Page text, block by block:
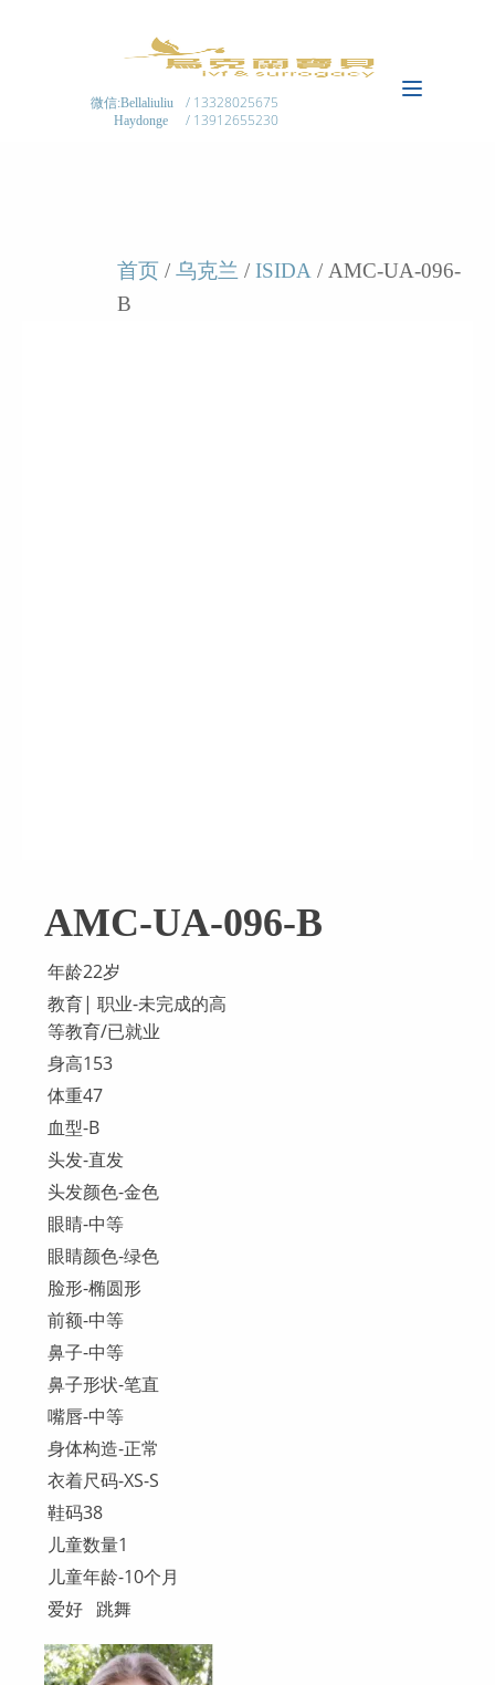
微信:Bellaliuliu
Haydonge
/ 13328025675
/ 13912655230
首页 / 乌克兰 / ISIDA / AMC-UA-096-
B
AMC-UA-096-B
年龄22岁
教育| 职业-未完成的高
等教育/已就业
身高153
体重47
血型-B
头发-直发
头发颜色-金色
眼睛-中等
眼睛颜色-绿色
脸形-椭圆形
前额-中等
鼻子-中等
鼻子形状-笔直
嘴唇-中等
身体构造-正常
衣着尺码-XS-S
鞋码38
儿童数量1
儿童年龄-10个月
爱好 跳舞